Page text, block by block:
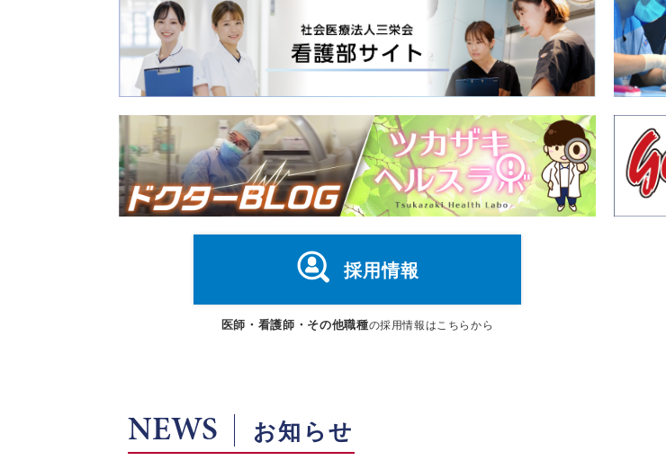
採用情報
医師・看護師・その他職種の採用情報はこちらから
NEWS お知らせ